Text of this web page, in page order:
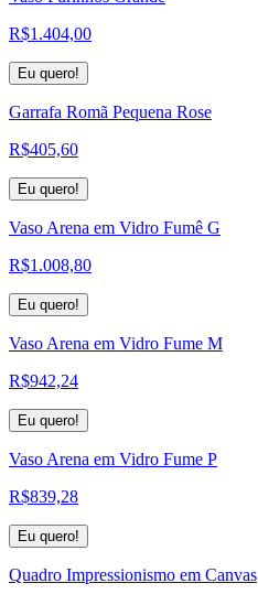
R$1.404,00
Eu quero!
Garrafa Romã Pequena Rose
R$405,60
Eu quero!
Vaso Arena em Vidro Fumê G
R$1.008,80
Eu quero!
Vaso Arena em Vidro Fume M
R$942,24
Eu quero!
Vaso Arena em Vidro Fume P
R$839,28
Eu quero!
Quadro Impressionismo em Canvas